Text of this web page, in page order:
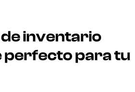
inventario
perfecto para tu